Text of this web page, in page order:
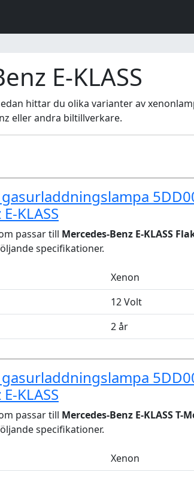
E-KLASS
hittar du olika varianter av
eller andra biltillverkare.
KLASS
passar till Mercedes-Benz E-KLASS
specifikationer.
Xenon
12 Volt
2 år
KLASS
passar till Mercedes-Benz E-KLASS T-
specifikationer.
Xenon